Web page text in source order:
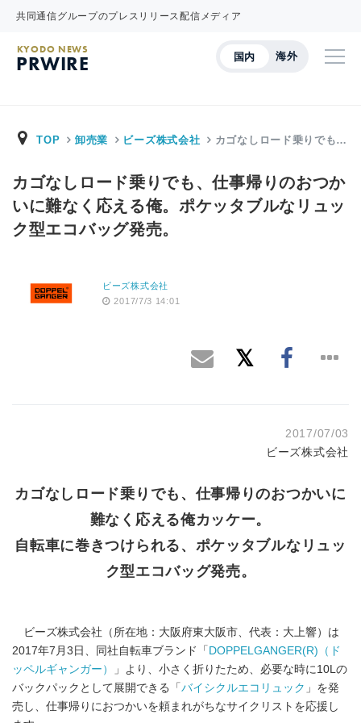
共同通信グループのプレスリリース配信メディア
国内 海外
KYODO NEWS
PRWIRE
TOP 卸売業 ビーズ株式会社 カゴなしロード乗りでも…
カゴなしロード乗りでも、仕事帰りのおつか
いに難なく応える俺。ポケッタブルなリュッ
ク型エコバッグ発売。
ビーズ株式会社
2017/7/3 14:01
2017/07/03
ビーズ株式会社
カゴなしロード乗りでも、仕事帰りのおつかいに
難なく応える俺カッケー。
自転車に巻きつけられる、ポケッタブルなリュッ
ク型エコバッグ発売。
ビーズ株式会社（所在地：大阪府東大阪市、代表：大上響）は
2017年7月3日、同社自転車ブランド「 DOPPELGANGER(R)（ド
ッペルギャンガー）
」より、小さく折りたため、必要な時に10Lの
バックパックとして展開できる「 バイシクルエコリュック 」を発
売し、仕事帰りにおつかいを頼まれがちなサイクリストを応援し